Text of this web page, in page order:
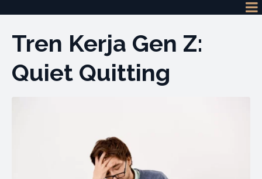
Tren Kerja Gen Z:
Quiet Quitting